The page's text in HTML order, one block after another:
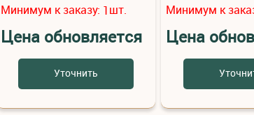
Минимум к заказу: 1шт.
Цена обновляется
Уточнить
Минимум к
Цена